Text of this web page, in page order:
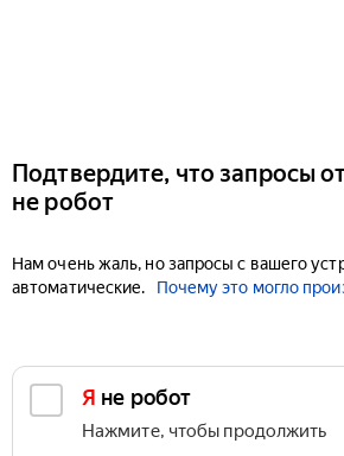
Подтвердите, что запросы
не робот
Нам очень жаль, но запросы с вашего
автоматические.
Почему это могло
Я не робот
Нажмите, чтобы продолжить